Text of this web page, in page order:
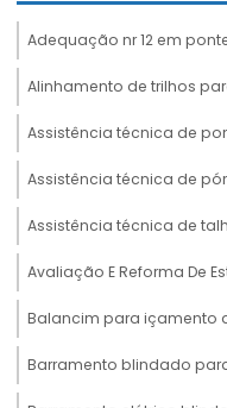
Adequação nr 12 em
Alinhamento de trilhos
Assistência técnica de
Assistência técnica de
Assistência técnica de
Avaliação E Reforma De
Balancim para içamento
Barramento blindado